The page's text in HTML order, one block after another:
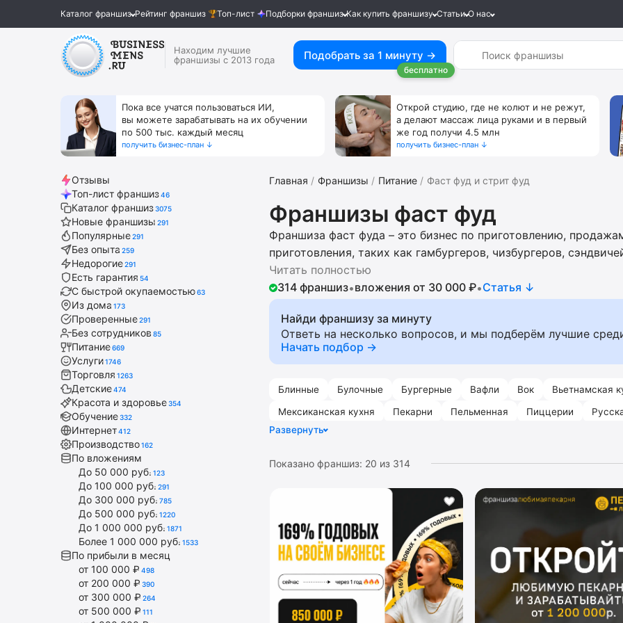
Каталог франшиз Рейтинг франшиз Топ-лист Подборки франшиз Как купить франшизу Статьи О нас
Находим лучшие
франшизы с 2013 года
Подобрать за 1 минуту →
бесплатно
Пока все учатся пользоваться ИИ,
вы можете зарабатывать на их обучении
по 500 тыс. каждый месяц
получить бизнес-план ↓
Открой студию, где не колют и не режут,
а делают массаж лица руками и в первый
же год получи 4.5 млн
получить бизнес-план ↓
Отзывы
Топ-лист франшиз46
Каталог франшиз3075
Новые франшизы 291
Популярные291
Без опыта 259
Недорогие291
Есть гарантия 54
С быстрой окупаемостью63
Из дома 173
Проверенные291
Без сотрудников 85
Питание669
Услуги1746
Торговля 1263
Детские474
Красота и здоровье354
Обучение332
Интернет412
Производство162
По вложениям
До 50 000 руб. 123
До 100 000 руб. 291
До 300 000 руб. 785
До 500 000 руб. 1220
До 1 000 000 руб. 1871
Более 1 000 000 руб. 1533
По прибыли в месяц
от 100 000 ₽ 498
от 200 000 ₽ 390
от 300 000 ₽ 264
от 500 000 ₽ 111
Главная Франшизы Питание Фаст фуд и стрит фуд
Франшизы фаст фуд
Франшиза фаст фуда – это бизнес по приготовлению,
приготовления, таких как гамбургеров, чизбургеров,
фритюре частей цыплёнка, луковых колец, пиццу, азиатскую
шаурмы, блюда мексиканской кухни (буррито и тако),
высоким содержанием сахара или сахарозаменителя,
пончиками, чебуреками и пирожками. Откройте в своем
фастфуда. Получите помощь в запуске и ведении бизнеса,
ремонтных работ, поиске и обучении персонала, юридической
бизнеса, списку поставщиков материалов, корпоративной
подборку лучших попадают франшизы с высоким рейтингом,
Читать полностью
314 франшиз•вложения от 30 000 ₽•Cтатья ↓
Найди франшизу за минуту
Ответь на несколько вопросов, и мы подберём лучшие
Начать подбор →
Блинные Булочные Бургерные Вафли Вок Вьетнамская
Мексиканская кухня
Пекарни Пельменная Пиццерии
Чебуречная
Развернуть
Показано франшиз: 20 из 314